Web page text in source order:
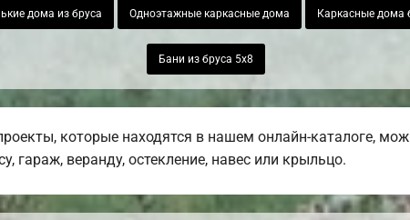
дома из бруса Одноэтажные каркасные дома Каркасные дома
Бани из бруса 5х8
которые находятся в нашем онлайн-каталоге,
гараж, веранду, остекление, навес или крыльцо.